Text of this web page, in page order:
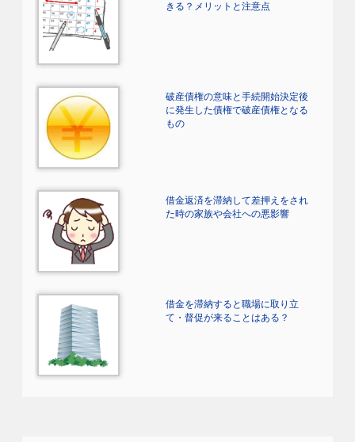
きる？メリットと注意点
破産債権の意味と手続開始決定後
に発生した債権で破産債権となる
もの
借金返済を滞納して差押えをされ
た時の家族や会社への悪影響
借金を滞納すると職場に取り立
て・督促が来ることはある？